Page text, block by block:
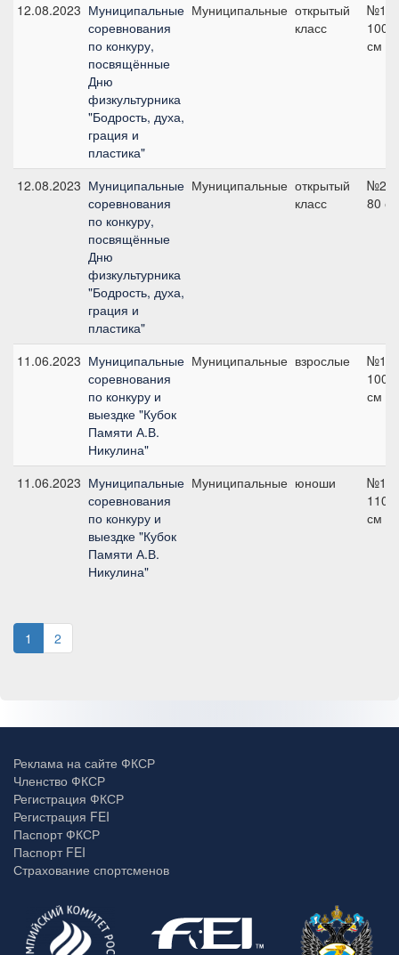
12.08.2023 Муниципальные
соревнования
по конкуру,
посвящённые
Дню
физкультурника
"Бодрость, духа,
грация и
пластика"
Муниципальные открытый
класс
№1,
100
см
12.08.2023 Муниципальные
соревнования
по конкуру,
посвящённые
Дню
физкультурника
"Бодрость, духа,
грация и
пластика"
Муниципальные открытый
класс
№2А,
80 см
11.06.2023 Муниципальные
соревнования
по конкуру и
выездке "Кубок
Памяти А.В.
Никулина"
Муниципальные взрослые
№1А,
100
см
11.06.2023 Муниципальные
соревнования
по конкуру и
выездке "Кубок
Памяти А.В.
Никулина"
Муниципальные юноши
№1В,
110
см
1 2
Реклама на сайте ФКСР
Членство ФКСР
Регистрация ФКСР
Регистрация FEI
Паспорт ФКСР
Паспорт FEI
Страхование спортсменов